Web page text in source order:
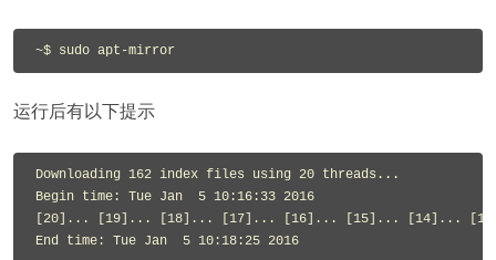
运行后有以下提示
Downloading 162 index files using 20 threads...
Begin time: Tue Jan  5 10:16:33 2016
[20]... [19]... [18]... [17]... [16]... [15]...
End time: Tue Jan  5 10:18:25 2016